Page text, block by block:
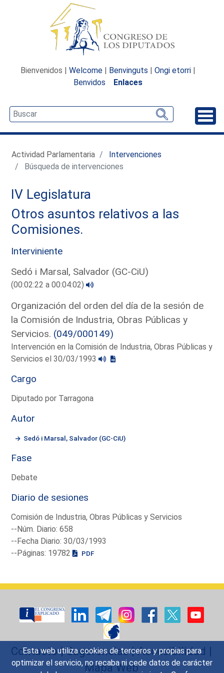
Esta web utiliza cookies de terceros y propias para
optimizar el servicio, no recaba ni cede datos de carácter
Bienvenidos | Welcome | Benvinguts | Ongi etorri |
Benvidos
Enlaces
Actividad Parlamentaria
Intervenciones
Búsqueda de intervenciones
IV Legislatura
Otros asuntos relativos a las
Comisiones.
Interviniente
Sedó i Marsal, Salvador (GC-CiU)
(00:02:22 a 00:04:02)
Organización del orden del día de la sesión de
la Comisión de Industria, Obras Públicas y
Servicios. (049/000149)
Intervención en la Comisión de Industria, Obras Públicas y
Servicios el 30/03/1993
Cargo
Diputado por Tarragona
Autor
Sedó i Marsal, Salvador (GC-CiU)
Fase
Debate
Diario de sesiones
Comisión de Industria, Obras Públicas y Servicios
--Núm. Diario: 658
--Fecha Diario: 30/03/1993
--Páginas: 19782
PDF
Contacto|Sugerencias|Accesibilidad |
Mapa Web